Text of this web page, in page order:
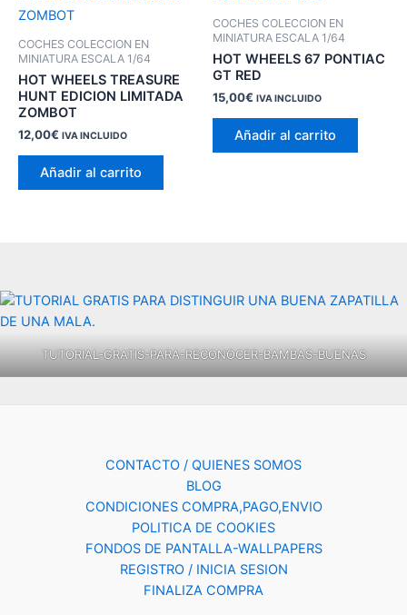
COCHES COLECCION EN
MINIATURA ESCALA 1/64
HOT WHEELS TREASURE
HUNT EDICION LIMITADA
ZOMBOT
12,00€ IVA INCLUIDO
Añadir al carrito
COCHES COLECCION EN
MINIATURA ESCALA 1/64
HOT WHEELS 67 PONTIAC
GT RED
15,00€ IVA INCLUIDO
Añadir al carrito
TUTORIAL-GRATIS-PARA-RECONOCER-BAMBAS-BUENAS
CONTACTO / QUIENES SOMOS
BLOG
CONDICIONES COMPRA,PAGO,ENVIO
POLITICA DE COOKIES
FONDOS DE PANTALLA-WALLPAPERS
REGISTRO / INICIA SESION
FINALIZA COMPRA